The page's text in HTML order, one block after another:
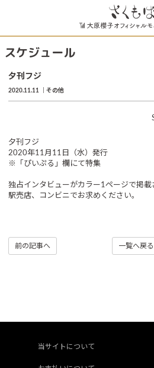
スケジュール
夕刊フジ
2020.11.11 その他
夕刊フジ
2020年11月11日（水）発行
※「ぴいぷる」欄にて特集
独占インタビューがカラー1ページで掲載
駅売店、コンビニでお求めください。
前の記事へ 一覧へ戻る
当サイトについて